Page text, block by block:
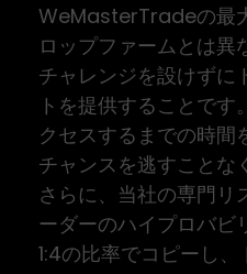
WeMasterTradeの最
ロップファームとは異
チャレンジを設けずに
トを提供することで
クセスするまでの時間
チャンスを逃すことな
さらに、当社の専門リ
ーダーのハイプロバビ
1:4の比率でコピーし